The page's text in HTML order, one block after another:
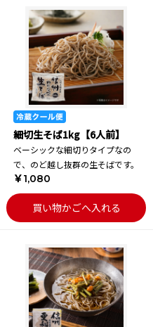
細切生そば1kg【6人前】
ベーシックな細切りタイプなの
で、のど越し抜群の生そばです。
￥1,080
買い物かごへ入れる